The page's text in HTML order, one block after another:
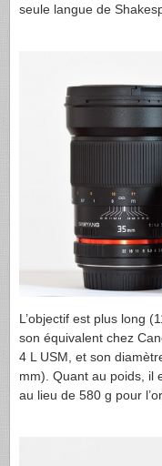
seule langue de
L’objectif est plus long
son équivalent chez
4 L USM, et son
mm). Quant au poids, il
au lieu de 580 g pour